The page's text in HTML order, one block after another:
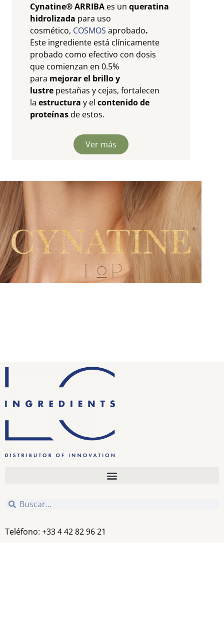
Cynatine® ARRIBA es un queratina
hidrolizada para uso
cosmético, COSMOS aprobado.
Este ingrediente está clínicamente
probado como efectivo con dosis
que comienzan en 0.5%
para mejorar el brillo y
lustre pestañas y cejas, fortalecen
la estructura y el contenido de
proteínasde estos.
Ver más
Teléfono: +33 4 42 82 96 21